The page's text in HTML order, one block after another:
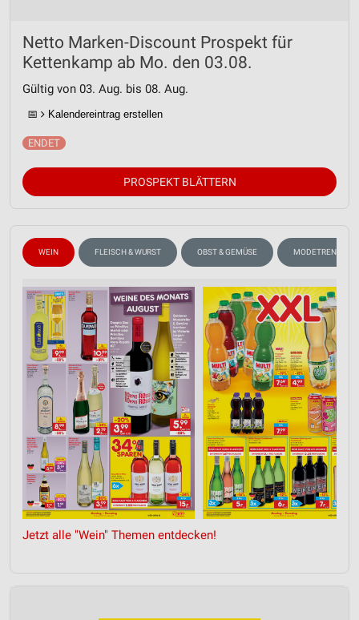
Netto Marken-Discount Prospekt für
Kettenkamp ab Mo. den 03.08.
Gültig von 03. Aug. bis 08. Aug.
📅 Kalendereintrag erstellen
PROSPEKT BLÄTTERN
WEIN FLEISCH & WURST OBST & GEMÜSE MODETRENDS
Jetzt alle "Wein" Themen entdecken!